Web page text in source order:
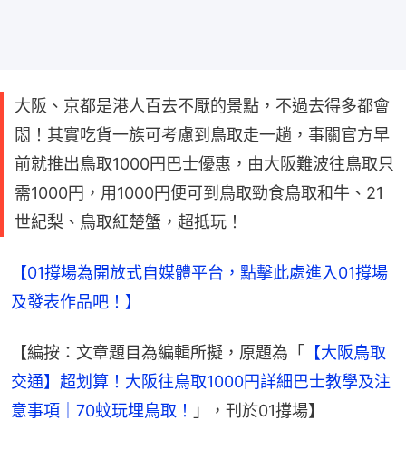
大阪、京都是港人百去不厭的景點，不過去得多都會
悶！其實吃貨一族可考慮到鳥取走一趟，事關官方早
前就推出鳥取1000円巴士優惠，由大阪難波往鳥取只
需1000円，用1000円便可到鳥取勁食鳥取和牛、21
世紀梨、鳥取紅楚蟹，超抵玩！
【01撐場為開放式自媒體平台，點擊此處進入01撐場
及發表作品吧！】
【編按：文章題目為編輯所擬，原題為「 【大阪鳥取
交通】超划算！大阪往鳥取1000円詳細巴士教學及注
意事項｜70蚊玩埋鳥取！
」，刊於01撐場】